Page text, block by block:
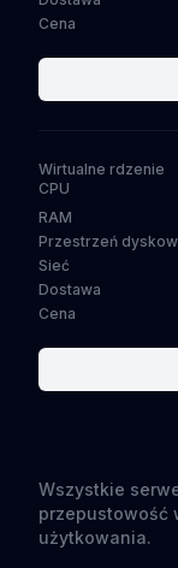
Cena
Wirtualne rdzenie
CPU
RAM
Przestrzeń
Sieć
Dostawa
Cena
Wszystkie
przepustowość
użytkowania.